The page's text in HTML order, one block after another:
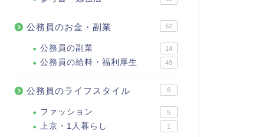
公務員のお金・副業 62
公務員の副業 14
公務員の給料・福利厚生 49
公務員のライフスタイル 6
ファッション 5
上京・1人暮らし 1